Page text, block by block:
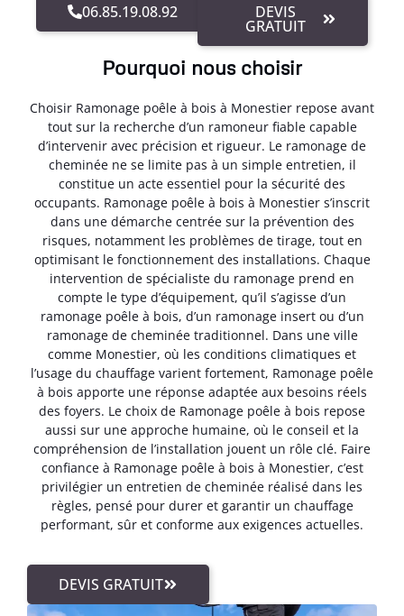
06.85.19.08.92 DEVIS
GRATUIT
Pourquoi nous choisir
Choisir Ramonage poêle à bois à Monestier repose avant
tout sur la recherche d’un ramoneur fiable capable
d’intervenir avec précision et rigueur. Le ramonage de
cheminée ne se limite pas à un simple entretien, il
constitue un acte essentiel pour la sécurité des
occupants. Ramonage poêle à bois à Monestier s’inscrit
dans une démarche centrée sur la prévention des
risques, notamment les problèmes de tirage, tout en
optimisant le fonctionnement des installations. Chaque
intervention de spécialiste du ramonage prend en
compte le type d’équipement, qu’il s’agisse d’un
ramonage poêle à bois, d’un ramonage insert ou d’un
ramonage de cheminée traditionnel. Dans une ville
comme Monestier, où les conditions climatiques et
l’usage du chauffage varient fortement, Ramonage poêle
à bois apporte une réponse adaptée aux besoins réels
des foyers. Le choix de Ramonage poêle à bois repose
aussi sur une approche humaine, où le conseil et la
compréhension de l’installation jouent un rôle clé. Faire
confiance à Ramonage poêle à bois à Monestier, c’est
privilégier un entretien de cheminée réalisé dans les
règles, pensé pour durer et garantir un chauffage
performant, sûr et conforme aux exigences actuelles.
DEVIS GRATUIT